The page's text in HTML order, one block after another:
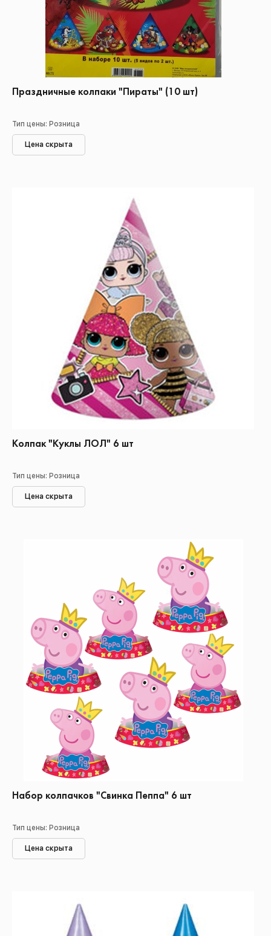
Праздничные колпаки "Пираты" (10 шт)
Тип цены: Розница
Цена скрыта
Колпак "Куклы ЛОЛ" 6 шт
Тип цены: Розница
Цена скрыта
Набор колпачков "Свинка Пеппа" 6 шт
Тип цены: Розница
Цена скрыта